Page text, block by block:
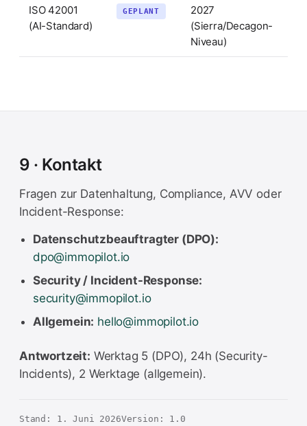
ISO 42001
(AI-Standard)
GEPLANT
2027
(Sierra/Decagon-
Niveau)
9 · Kontakt
Fragen zur Datenhaltung, Compliance, AVV oder
Incident-Response:
Datenschutzbeauftragter (DPO):
dpo@immopilot.io
Security / Incident-Response:
security@immopilot.io
Allgemein: hello@immopilot.io
Antwortzeit: Werktag 5 (DPO), 24h (Security-
Incidents), 2 Werktage (allgemein).
Stand: 1. Juni 2026Version: 1.0